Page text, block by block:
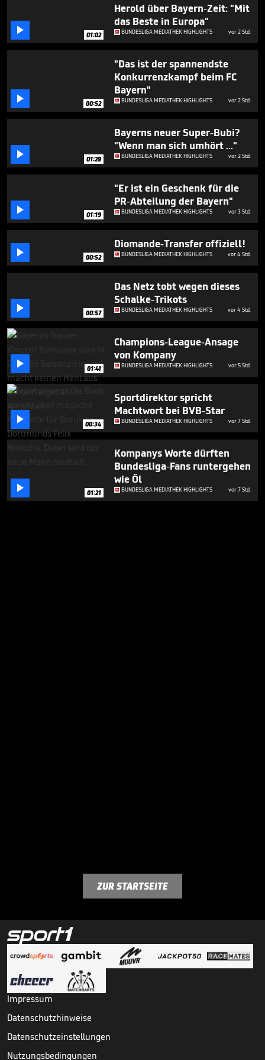
seconds
 01:02
Herold über Bayern-Zeit: "Mit
das Beste in Europa"
BUNDESLIGA MEDIATHEK HIGHLIGHTS vor 2 Std.
 00:52
"Das ist der spannendste
Konkurrenzkampf beim FC
Bayern"
BUNDESLIGA MEDIATHEK HIGHLIGHTS vor 2 Std.
 01:29
Bayerns neuer Super-Bubi?
"Wenn man sich umhört ..."
BUNDESLIGA MEDIATHEK HIGHLIGHTS vor 2 Std.
 01:19
"Er ist ein Geschenk für die
PR-Abteilung der Bayern"
BUNDESLIGA MEDIATHEK HIGHLIGHTS vor 3 Std.
 00:52
Diomande-Transfer offiziell!
BUNDESLIGA MEDIATHEK HIGHLIGHTS vor 4 Std.
 00:57
Das Netz tobt wegen dieses
Schalke-Trikots
BUNDESLIGA MEDIATHEK HIGHLIGHTS vor 4 Std.
 01:41
Champions-League-Ansage
von Kompany
BUNDESLIGA MEDIATHEK HIGHLIGHTS vor 5 Std.
 00:34
Sportdirektor spricht
Machtwort bei BVB-Star
BUNDESLIGA MEDIATHEK HIGHLIGHTS vor 7 Std.
 01:21
Kompanys Worte dürften
Bundesliga-Fans runtergehen
wie Öl
BUNDESLIGA MEDIATHEK HIGHLIGHTS vor 7 Std.
ZUR STARTSEITE
Impressum
Datenschutzhinweise
Datenschutzeinstellungen
Nutzungsbedingungen